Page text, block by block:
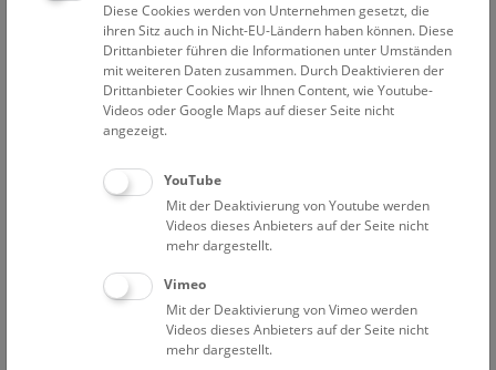
1. Mai 2019
Bisher keine Ergebnisse. Dienstags ist das NHM Wien
in der Regel geschlossen. Ausnahmen finden sie
Eine Nacht im Museum
Diese Cookies werden von Unternehmen gesetzt, die
ihren Sitz auch in Nicht-EU-Ländern haben können. Diese
Drittanbieter führen die Informationen unter Umständen
mit weiteren Daten zusammen. Durch Deaktivieren der
Drittanbieter Cookies wir Ihnen Content, wie Youtube-
Videos oder Google Maps auf dieser Seite nicht
angezeigt.
YouTube
Mit der Deaktivierung von Youtube werden
Videos dieses Anbieters auf der Seite nicht
mehr dargestellt.
Vimeo
Mit der Deaktivierung von Vimeo werden
Videos dieses Anbieters auf der Seite nicht
mehr dargestellt.